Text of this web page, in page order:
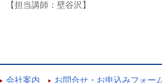
【担当講師：壁谷沢】
会社案内 お問合せ・お申込みフォー